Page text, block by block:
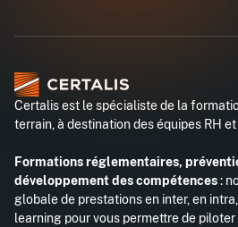
Certalis est le spécialiste de la
terrain, à destination des équipes RH et
Formations réglementaires,
développement des compétences:
globale de prestations en inter, en
learning pour vous permettre de